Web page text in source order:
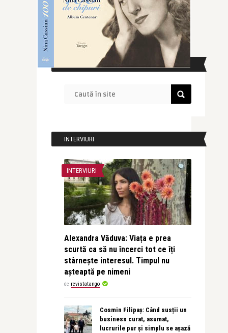
CAUTĂ ÎN SITE
INTERVIURI
INTERVIURI
Alexandra Văduva: Viața e prea
scurtă ca să nu încerci tot ce îți
stârnește interesul. Timpul nu
așteaptă pe nimeni
de revistatango
Cosmin Filipaș: Când susții un
business curat, asumat,
lucrurile pur și simplu se așază